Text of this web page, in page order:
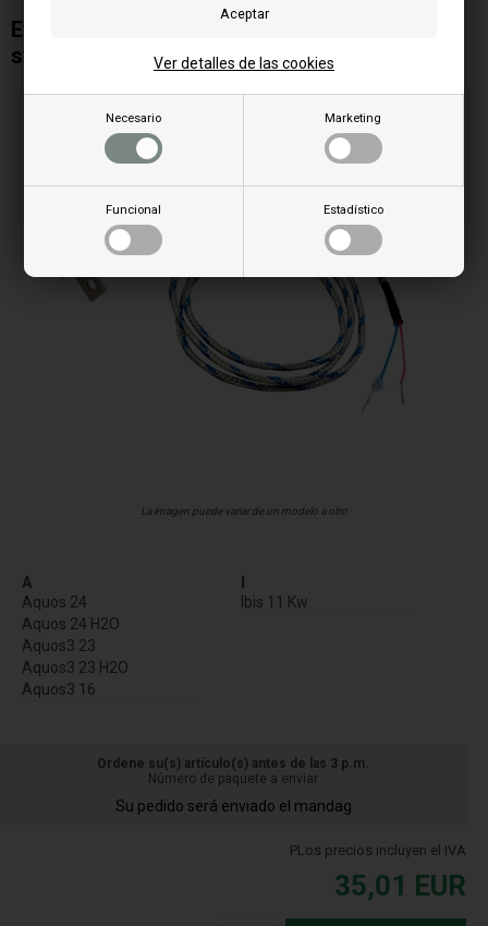
Necesario Marketing
Funcional Estadístico
Ver detalles de las cookies
Exhaust gas temperature for Cadel pellet
stove
La imagen puede variar de un modelo a otro
A
Aquos 24
Aquos 24 H2O
Aquos3 23
Aquos3 23 H2O
Aquos3 16
Ibis 11 Kw
Ordene su(s) artículo(s) antes de las 3 p.m.
Número de paquete a enviar
Su pedido será enviado el mandag
PLos precios incluyen el IVA
35,01 EUR